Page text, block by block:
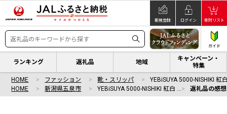
新規登録 ログイン 寄附リスト
ガイド
ランキング 返礼品 地域
キャンペーン・
特集
HOME ファッション 靴・スリッパ
YEBiSUYA 5000-NISHIKI 紅
HOME
新潟県五泉市 YEBiSUYA 5000-NISHIKI 紅白 … 返礼品の感